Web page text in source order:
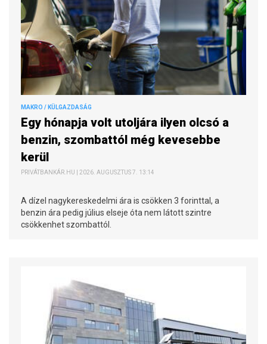
MAKRO / KÜLGAZDASÁG
Egy hónapja volt utoljára ilyen olcsó a
benzin, szombattól még kevesebbe
kerül
PRIVÁTBANKÁR.HU | 2026. AUGUSZTUS 7. 13:14
A dízel nagykereskedelmi ára is csökken 3 forinttal, a
benzin ára pedig július elseje óta nem látott szintre
csökkenhet szombattól.